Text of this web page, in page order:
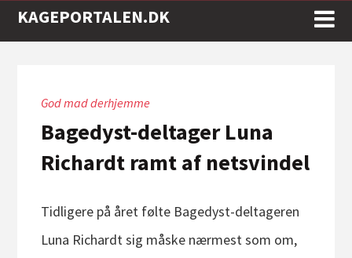
KAGEPORTALEN.DK
God mad derhjemme
Bagedyst-deltager Luna
Richardt ramt af netsvindel
Tidligere på året følte Bagedyst-deltageren
Luna Richardt sig måske nærmest som om,